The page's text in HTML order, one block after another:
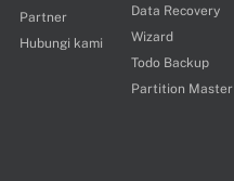
Partner
Hubungi kami
Data Recovery
Wizard
Todo Backup
Partition Master